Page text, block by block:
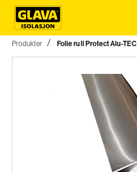
Produkter Folie rull Protect Alu-TEC